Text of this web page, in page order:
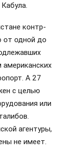
контр-
от одной до
А 27
с целью
или
агентуры,
не имеет.